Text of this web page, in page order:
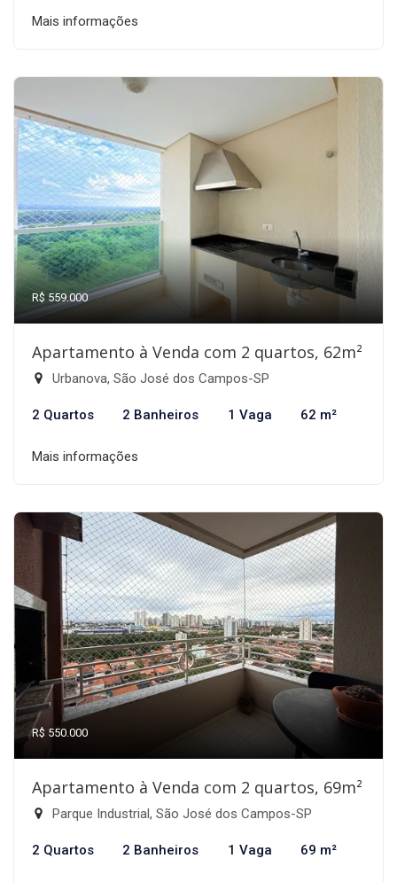
Mais informações
R$ 559.000
Apartamento à Venda com 2 quartos, 62m²
Urbanova, São José dos Campos-SP
2 Quartos 2 Banheiros 1 Vaga 62 m²
Mais informações
R$ 550.000
Apartamento à Venda com 2 quartos, 69m²
Parque Industrial, São José dos Campos-SP
2 Quartos 2 Banheiros 1 Vaga 69 m²